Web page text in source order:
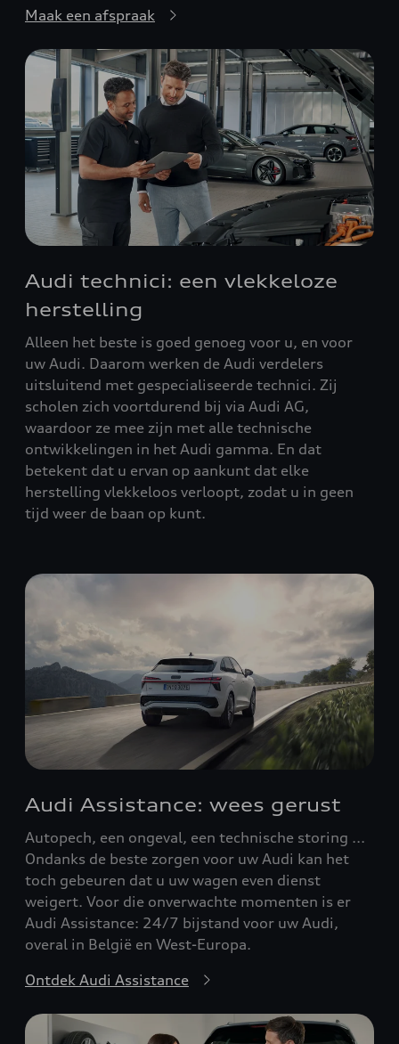
Maak een afspraak
Audi technici: een vlekkeloze
herstelling
Alleen het beste is goed genoeg voor u, en voor
uw Audi. Daarom werken de Audi verdelers
uitsluitend met gespecialiseerde technici. Zij
scholen zich voortdurend bij via Audi AG,
waardoor ze mee zijn met alle technische
ontwikkelingen in het Audi gamma. En dat
betekent dat u ervan op aankunt dat elke
herstelling vlekkeloos verloopt, zodat u in geen
tijd weer de baan op kunt.
Audi Assistance: wees gerust
Autopech, een ongeval, een technische storing ...
Ondanks de beste zorgen voor uw Audi kan het
toch gebeuren dat u uw wagen even dienst
weigert. Voor die onverwachte momenten is er
Audi Assistance: 24/7 bijstand voor uw Audi,
overal in België en West-Europa.
Ontdek Audi Assistance